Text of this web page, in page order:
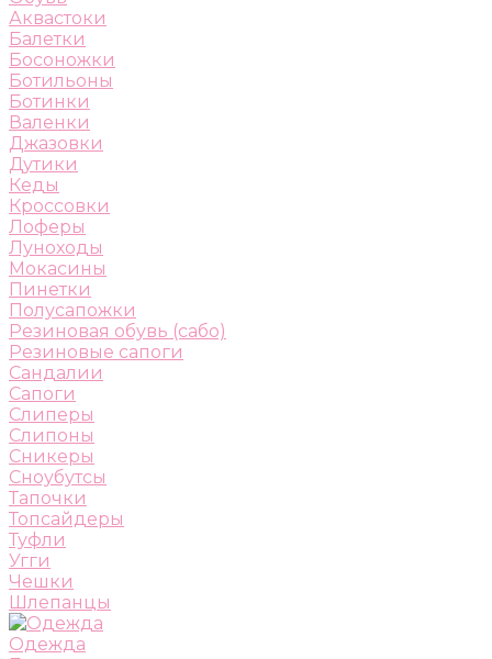
Аквастоки
Балетки
Босоножки
Ботильоны
Ботинки
Валенки
Джазовки
Дутики
Кеды
Кроссовки
Лоферы
Луноходы
Мокасины
Пинетки
Полусапожки
Резиновая обувь (сабо)
Резиновые сапоги
Сандалии
Сапоги
Слиперы
Слипоны
Сникеры
Сноубутсы
Тапочки
Топсайдеры
Туфли
Угги
Чешки
Шлепанцы
Одежда